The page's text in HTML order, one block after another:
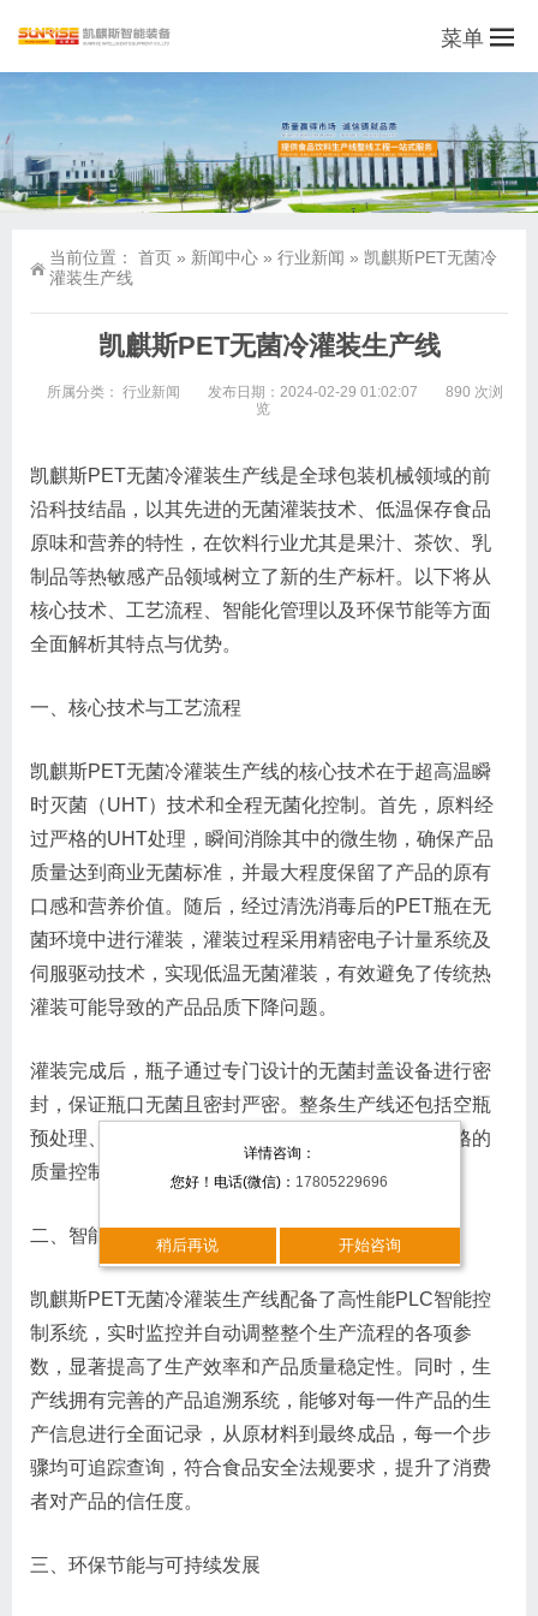
菜单
当前位置： 首页 » 新闻中心 » 行业新闻 » 凯麒斯PET无菌冷
灌装生产线
凯麒斯PET无菌冷灌装生产线
所属分类： 行业新闻 发布日期：2024-02-29 01:02:07
890 次浏
览
凯麒斯PET无菌冷灌装生产线是全球包装机械领域的前
沿科技结晶，以其先进的无菌灌装技术、低温保存食品
原味和营养的特性，在饮料行业尤其是果汁、茶饮、乳
制品等热敏感产品领域树立了新的生产标杆。以下将从
核心技术、工艺流程、智能化管理以及环保节能等方面
全面解析其特点与优势。
一、核心技术与工艺流程
凯麒斯PET无菌冷灌装生产线的核心技术在于超高温瞬
时灭菌（UHT）技术和全程无菌化控制。首先，原料经
过严格的UHT处理，瞬间消除其中的微生物，确保产品
质量达到商业无菌标准，并最大程度保留了产品的原有
口感和营养价值。随后，经过清洗消毒后的PET瓶在无
菌环境中进行灌装，灌装过程采用精密电子计量系统及
伺服驱动技术，实现低温无菌灌装，有效避免了传统热
灌装可能导致的产品品质下降问题。
灌装完成后，瓶子通过专门设计的无菌封盖设备进行密
封，保证瓶口无菌且密封严密。整条生产线还包括空瓶
预处理、标签贴附、装箱打包等多个环节，均在严格的
质量控制下有序进行。
二、智能化管理与数据追溯
凯麒斯PET无菌冷灌装生产线配备了高性能PLC智能控
制系统，实时监控并自动调整整个生产流程的各项参
数，显著提高了生产效率和产品质量稳定性。同时，生
产线拥有完善的产品追溯系统，能够对每一件产品的生
产信息进行全面记录，从原材料到最终成品，每一个步
骤均可追踪查询，符合食品安全法规要求，提升了消费
者对产品的信任度。
三、环保节能与可持续发展
详情咨询：
您好！电话(微信)： 17805229696
稍后再说 开始咨询